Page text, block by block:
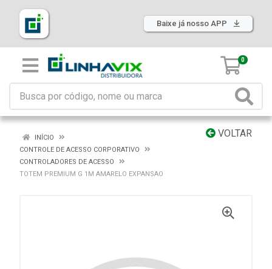
Baixe já nosso APP
0
VOLTAR
INÍCIO
CONTROLE DE ACESSO CORPORATIVO
CONTROLADORES DE ACESSO
TOTEM PREMIUM G 1M AMARELO EXPANSAO